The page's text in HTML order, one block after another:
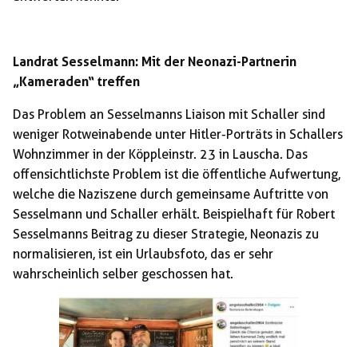
Landrat Sesselmann: Mit der Neonazi-Partnerin
„Kameraden“ treffen
Das Problem an Sesselmanns Liaison mit Schaller sind
weniger Rotweinabende unter Hitler-Porträts in Schallers
Wohnzimmer in der Köppleinstr. 23 in Lauscha. Das
offensichtlichste Problem ist die öffentliche Aufwertung,
welche die Naziszene durch gemeinsame Auftritte von
Sesselmann und Schaller erhält. Beispielhaft für Robert
Sesselmanns Beitrag zu dieser Strategie, Neonazis zu
normalisieren, ist ein Urlaubsfoto, das er sehr
wahrscheinlich selber geschossen hat.